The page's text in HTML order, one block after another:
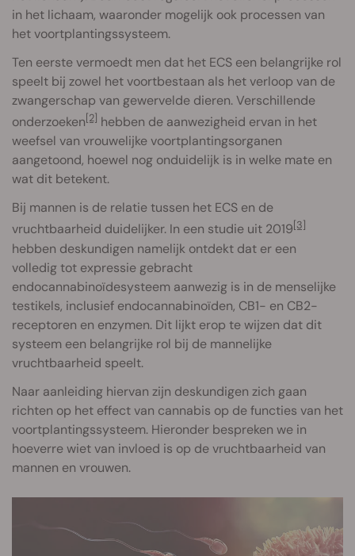
in het lichaam, waaronder mogelijk ook processen van
het voortplantingssysteem.
Ten eerste vermoedt men dat het ECS een belangrijke rol
speelt bij zowel het voortbestaan als het verloop van de
zwangerschap van gewervelde dieren. Verschillende
onderzoeken[2] hebben de aanwezigheid ervan in het
weefsel van vrouwelijke voortplantingsorganen
aangetoond, hoewel nog onduidelijk is in welke mate en
wat dit betekent.
Bij mannen is de relatie tussen het ECS en de
vruchtbaarheid duidelijker. In een studie uit 2019[3]
hebben deskundigen namelijk ontdekt dat er een
volledig tot expressie gebracht
endocannabinoïdesysteem aanwezig is in de menselijke
testikels, inclusief endocannabinoïden, CB1- en CB2-
receptoren en enzymen. Dit lijkt erop te wijzen dat dit
systeem een belangrijke rol bij de mannelijke
vruchtbaarheid speelt.
Naar aanleiding hiervan zijn deskundigen zich gaan
richten op het effect van cannabis op de functies van het
voortplantingssysteem. Hieronder bespreken we in
hoeverre wiet van invloed is op de vruchtbaarheid van
mannen en vrouwen.